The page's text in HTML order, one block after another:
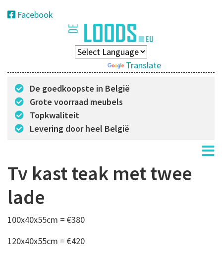
Facebook
Translate
De goedkoopste in België
Grote voorraad meubels
Topkwaliteit
Levering door heel België
Tv kast teak met twee
lade
100x40x55cm = €380
120x40x55cm = €420